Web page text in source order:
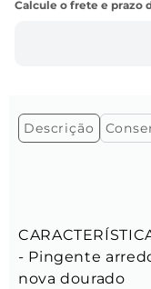
Descrição
- Pingente
nova dourado